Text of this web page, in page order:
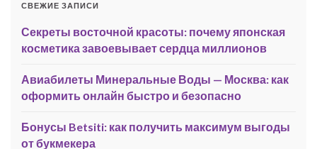
СВЕЖИЕ ЗАПИСИ
Секреты восточной красоты: почему японская
косметика завоевывает сердца миллионов
Авиабилеты Минеральные Воды — Москва: как
оформить онлайн быстро и безопасно
Бонусы Betsiti: как получить максимум выгоды
от букмекера